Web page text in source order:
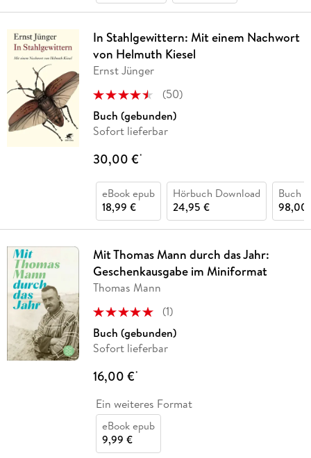
In Stahlgewittern: Mit einem Nachwort
von Helmuth Kiesel
Ernst Jünger
(50)
Buch (gebunden)
Sofort lieferbar
30,00 €*
eBook epub
18,99 €
Hörbuch Download
24,95 €
Buch
98,00
Mit Thomas Mann durch das Jahr:
Geschenkausgabe im Miniformat
Thomas Mann
(1)
Buch (gebunden)
Sofort lieferbar
16,00 €*
Ein weiteres Format
eBook epub
9,99 €